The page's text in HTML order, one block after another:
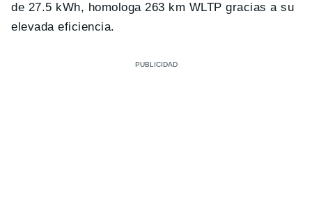
de 27.5 kWh, homologa 263 km WLTP gracias a su
elevada eficiencia.